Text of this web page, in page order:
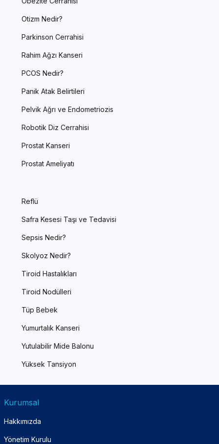
Otizm Nedir?
Parkinson Cerrahisi
Rahim Ağzı Kanseri
PCOS Nedir?
Panik Atak Belirtileri
Pelvik Ağrı ve Endometriozis
Robotik Diz Cerrahisi
Prostat Kanseri
Prostat Ameliyatı
Reflü
Safra Kesesi Taşı ve Tedavisi
Sepsis Nedir?
Skolyoz Nedir?
Tiroid Hastalıkları
Tiroid Nodülleri
Tüp Bebek
Yumurtalık Kanseri
Yutulabilir Mide Balonu
Yüksek Tansiyon
Kurumsal
Hakkımızda
Yönetim Kurulu